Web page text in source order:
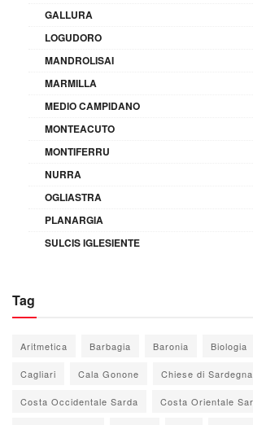
GALLURA
LOGUDORO
MANDROLISAI
MARMILLA
MEDIO CAMPIDANO
MONTEACUTO
MONTIFERRU
NURRA
OGLIASTRA
PLANARGIA
SULCIS IGLESIENTE
Tag
Aritmetica Barbagia Baronia Biologia
Cagliari Cala Gonone Chiese di Sardegna
Costa Occidentale Sarda Costa Orientale